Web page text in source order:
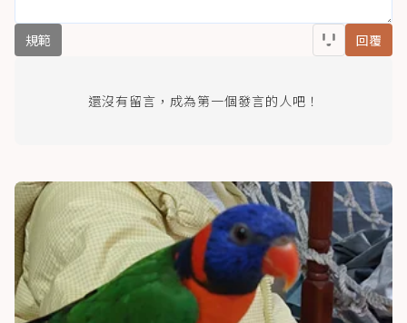
規範 回覆
還沒有留言，成為第一個發言的人吧！